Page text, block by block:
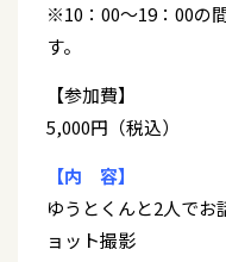
※10：00～19：00の
す。
【参加費】
5,000円（税込）
【内 容】
ゆうとくんと2人でお
ョット撮影